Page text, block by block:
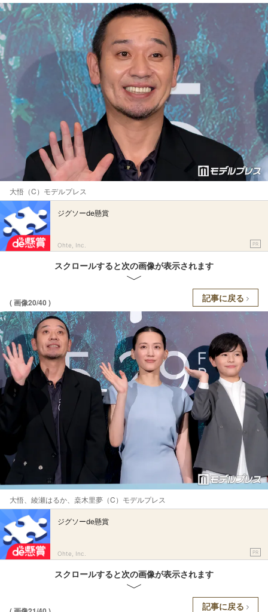
大悟（C）モデルプレス
ジグソーde懸賞
Ohte, Inc. PR
スクロールすると次の画像が表示されます
( 画像20/40 ) 記事に戻る
大悟、綾瀬はるか、桒木里夢（C）モデルプレス
ジグソーde懸賞
Ohte, Inc. PR
スクロールすると次の画像が表示されます
記事に戻る